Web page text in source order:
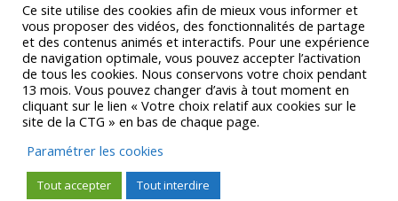
Ce site utilise des cookies afin de mieux vous informer et
vous proposer des vidéos, des fonctionnalités de partage
et des contenus animés et interactifs. Pour une expérience
de navigation optimale, vous pouvez accepter l’activation
de tous les cookies. Nous conservons votre choix pendant
13 mois. Vous pouvez changer d’avis à tout moment en
cliquant sur le lien « Votre choix relatif aux cookies sur le
site de la CTG » en bas de chaque page.
Paramétrer les cookies
Tout accepter Tout interdire